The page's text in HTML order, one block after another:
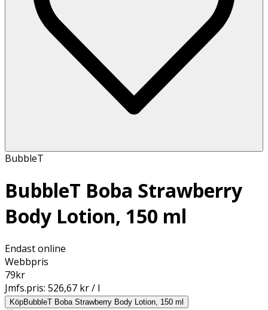
BubbleT
BubbleT Boba Strawberry
Body Lotion, 150 ml
Endast online
Webbpris
79kr
Jmfs.pris: 526,67 kr / l
KöpBubbleT Boba Strawberry Body Lotion, 150 ml